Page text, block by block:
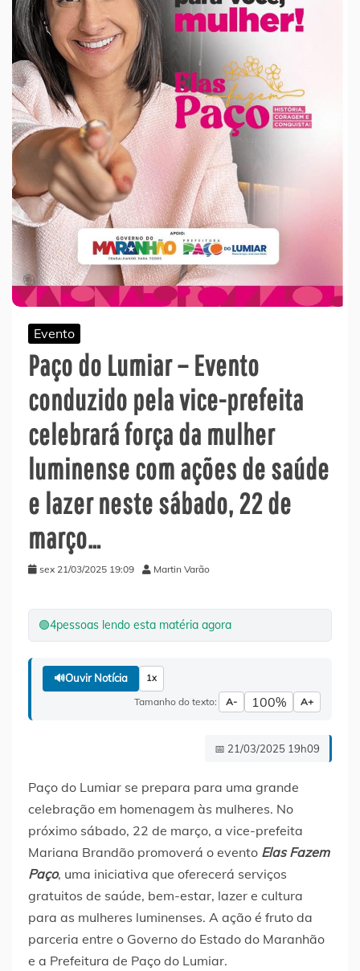
Evento
Paço do Lumiar – Evento
conduzido pela vice-prefeita
celebrará força da mulher
luminense com ações de saúde
e lazer neste sábado, 22 de
março…
sex 21/03/2025 19:09 Martin Varão
🟢4pessoas lendo esta matéria agora
🔊Ouvir Notícia 1x
Tamanho do texto: A- 100% A+
📅 21/03/2025 19h09
Paço do Lumiar se prepara para uma grande
celebração em homenagem às mulheres. No
próximo sábado, 22 de março, a vice-prefeita
Mariana Brandão promoverá o evento Elas Fazem
Paço, uma iniciativa que oferecerá serviços
gratuitos de saúde, bem-estar, lazer e cultura
para as mulheres luminenses. A ação é fruto da
parceria entre o Governo do Estado do Maranhão
e a Prefeitura de Paço do Lumiar.